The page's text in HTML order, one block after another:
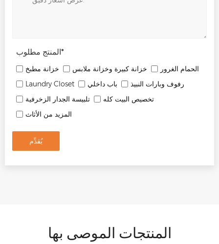
المنتج مطلوب*
خزانة مطبخ خزانة كبيرة وخزانة ملابس
الحمام الغرور
Laundry Closet
باب داخلي
رفوف وبارات النبيذ
تلبيسة الجدار الزخرفية
تخصيص البيت كله
المزيد من الأثاث
يُقدِّم
المنتجات الموصى بها